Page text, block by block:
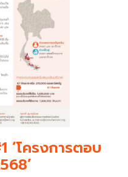
‘โครงการตอบ